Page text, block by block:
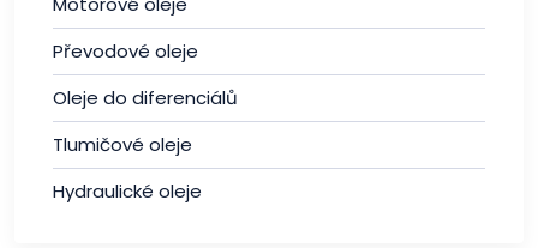
Převodové oleje
Oleje do diferenciálů
Tlumičové oleje
Hydraulické oleje